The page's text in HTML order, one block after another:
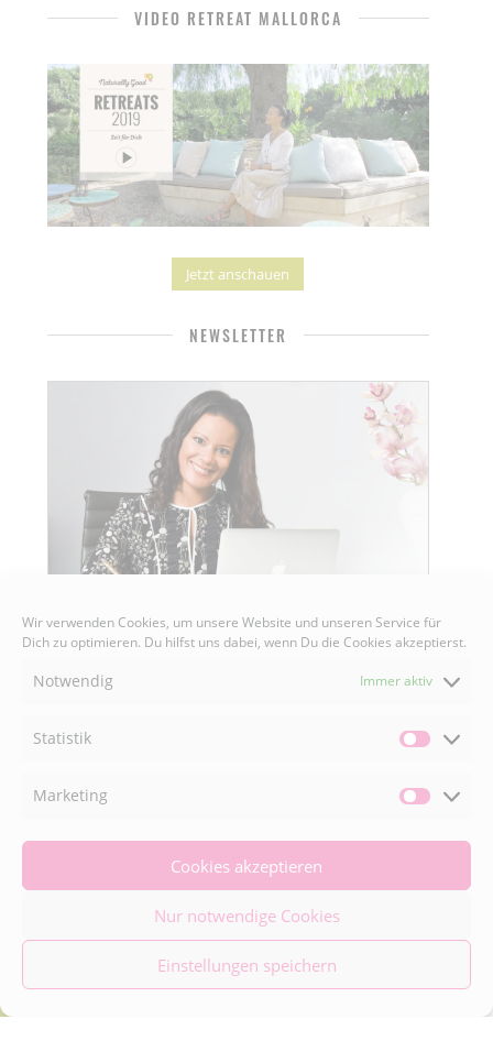
Wir verwenden Cookies, um unsere Website und unseren Service für
Dich zu optimieren. Du hilfst uns dabei, wenn Du die Cookies akzeptierst.
Notwendig Immer aktiv
Statistik
Marketing
Cookies akzeptieren
Nur notwendige Cookies
Einstellungen speichern
VIDEO RETREAT MALLORCA
Jetzt anschauen
NEWSLETTER
 FACEBOOK
INSTAGRAM